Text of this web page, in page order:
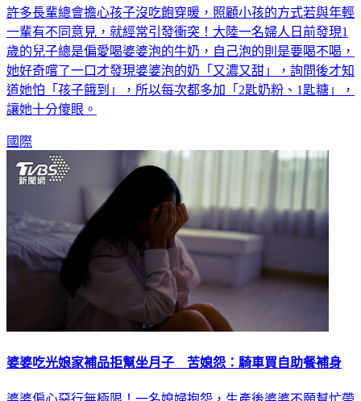
許多長輩總會擔心孩子沒吃飽穿暖，照顧小孩的方式若與年輕
一輩有不同意見，就經常引發衝突！大陸一名婦人日前發現1
歲的兒子總是偏愛喝婆婆泡的牛奶，自己泡的則是要喝不喝，
她好奇嚐了一口才發現婆婆泡的奶「又濃又甜」，詢問後才知
道她怕「孩子餓到」，所以每次都多加「2匙奶粉、1匙糖」，
讓她十分傻眼。
國際
婆婆吃光娘家補品拒幫坐月子 苦媳怨：騎車買自助餐補身